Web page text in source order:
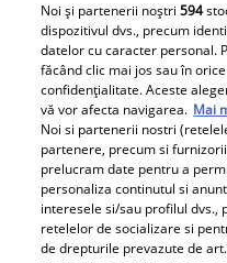
Elle
O
Cum
fost
Noi și partenerii noștri594
dispozitivul dvs., precum
datelor cu caracter personal.
făcând clic mai jos sau în
confidențialitate. Aceste
vă vor afecta navigarea. Mai
Noi si partenerii nostri
partenere, precum si
prelucram date pentru a
personaliza continutul si
interesele si/sau profilul
retelelor de socializare si
de drepturile prevazute de